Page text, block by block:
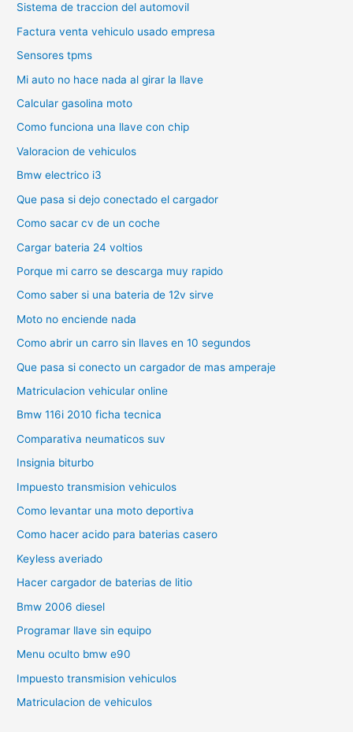
Sistema de traccion del automovil
Factura venta vehiculo usado empresa
Sensores tpms
Mi auto no hace nada al girar la llave
Calcular gasolina moto
Como funciona una llave con chip
Valoracion de vehiculos
Bmw electrico i3
Que pasa si dejo conectado el cargador
Como sacar cv de un coche
Cargar bateria 24 voltios
Porque mi carro se descarga muy rapido
Como saber si una bateria de 12v sirve
Moto no enciende nada
Como abrir un carro sin llaves en 10 segundos
Que pasa si conecto un cargador de mas amperaje
Matriculacion vehicular online
Bmw 116i 2010 ficha tecnica
Comparativa neumaticos suv
Insignia biturbo
Impuesto transmision vehiculos
Como levantar una moto deportiva
Como hacer acido para baterias casero
Keyless averiado
Hacer cargador de baterias de litio
Bmw 2006 diesel
Programar llave sin equipo
Menu oculto bmw e90
Impuesto transmision vehiculos
Matriculacion de vehiculos